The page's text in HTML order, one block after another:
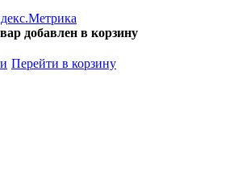
добавлен в корзину
Перейти в корзину